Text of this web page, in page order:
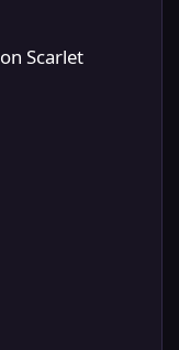
Scarlet